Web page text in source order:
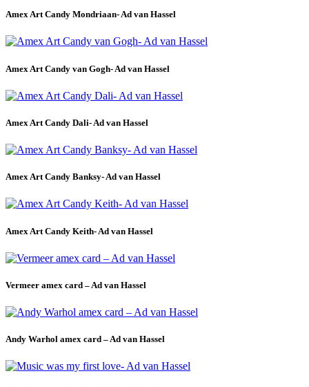
Amex Art Candy Mondriaan- Ad van Hassel
Amex Art Candy van Gogh- Ad van Hassel
Amex Art Candy Dali- Ad van Hassel
Amex Art Candy Banksy- Ad van Hassel
Amex Art Candy Keith- Ad van Hassel
Vermeer amex card – Ad van Hassel
Andy Warhol amex card – Ad van Hassel